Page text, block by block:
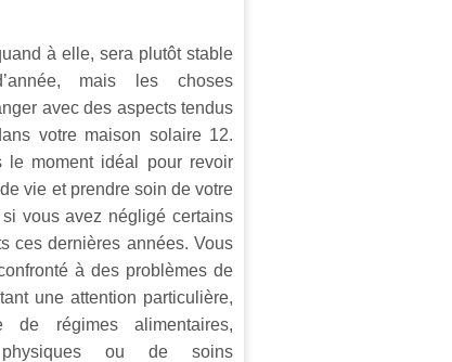
à elle, sera plutôt stable
mais les choses
avec des aspects tendus
votre maison solaire 12.
le moment idéal pour revoir
vie et prendre soin de votre
vous avez négligé certains
ces dernières années. Vous
à des problèmes de
une attention particulière,
de régimes alimentaires,
physiques ou de soins